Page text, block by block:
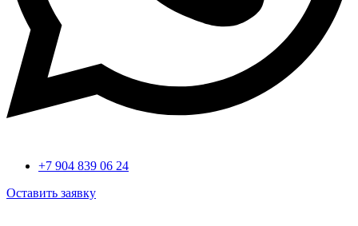
+7 904 839 06 24
Оставить заявку